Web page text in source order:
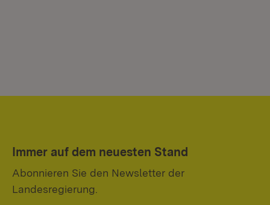
Immer auf dem neuesten Stand
Abonnieren Sie den Newsletter der
Landesregierung.